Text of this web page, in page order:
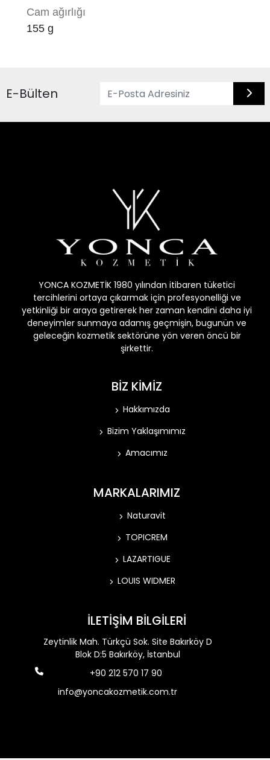
Cam ağırlığı
155g
E-Bülten
YONCA KOZMETİK 1980 yılından itibaren tüketici
tercihlerini ortaya çıkarmak için profesyonelliği ve
yetkinliği bir araya getirerek her zaman kendini daha iyi
deneyimler sunmaya adamış geçmişin, bugunün ve
geleceğin kozmetik sektörüne yön veren öncü bir
şirkettir.
BİZ KİMİZ
Hakkımızda
Bizim Yaklaşımımız
Amacımız
MARKALARIMIZ
Naturavit
TOPICREM
LAZARTIGUE
LOUIS WIDMER
İLETİŞİM BİLGİLERİ
Zeytinlik Mah. Türkçü Sok. Site Bakırköy D
Blok D:5 Bakırköy, İstanbul
+90 212 570 17 90
info@yoncakozmetik.com.tr